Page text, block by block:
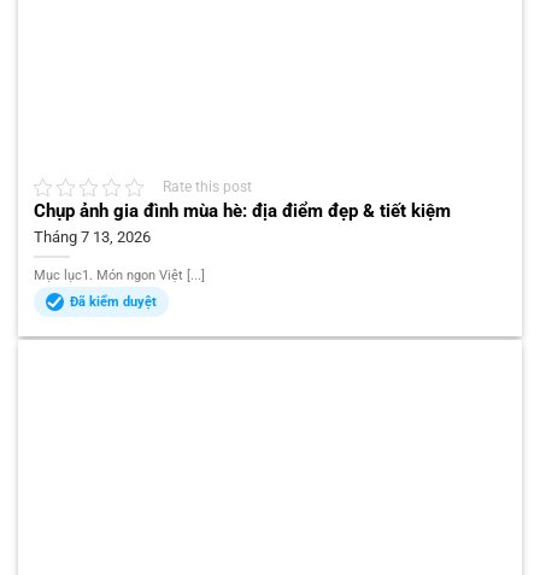
Rate this post
Chụp ảnh gia đình mùa hè: địa điểm đẹp & tiết kiệm
Tháng 7 13, 2026
Mục lục1. Món ngon Việt [...]
Đã kiểm duyệt